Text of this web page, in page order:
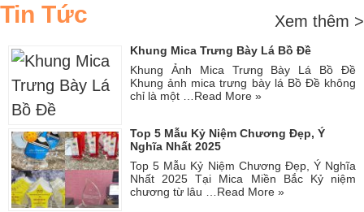
Tin Tức Xem thêm >
Khung Mica Trưng Bày Lá Bồ Đề
Khung Ảnh Mica Trưng Bày Lá Bồ Đề
Khung ảnh mica trưng bày lá Bồ Đề không
chỉ là một … Read More »
Top 5 Mẫu Kỷ Niệm Chương Đẹp, Ý
Nghĩa Nhất 2025
Top 5 Mẫu Kỷ Niệm Chương Đẹp, Ý Nghĩa
Nhất 2025 Tại Mica Miền Bắc Kỷ niệm
chương từ lâu … Read More »